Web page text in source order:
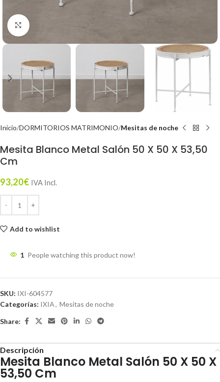
Click to enlarge
Inicio DORMITORIOS MATRIMONIO Mesitas de noche
Mesita Blanco Metal Salón 50 X 50 X 53,50
Cm
93,20€ IVA Incl.
Add to wishlist
1 People watching this product now!
SKU: IXI-604577
Categorías: IXIA, Mesitas de noche
Share:
Descripción
Mesita Blanco Metal Salón 50 X 50 X
53,50 Cm